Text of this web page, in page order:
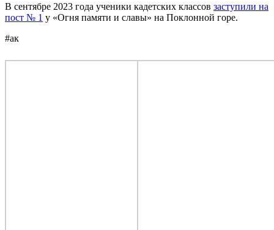
В сентябре 2023 года ученики кадетских классов заступили на
пост № 1 у «Огня памяти и славы» на Поклонной горе.
#ак